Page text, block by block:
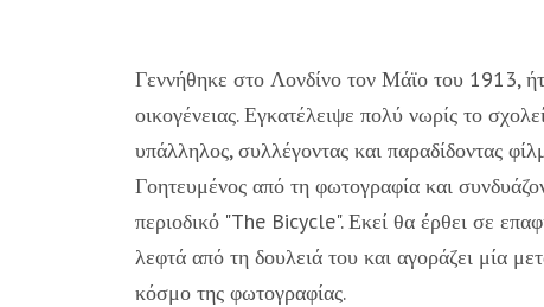
Γεννήθηκε στο Λονδίνο τον Μάϊο του 1913,
οικογένειας. Εγκατέλειψε πολύ νωρίς το
υπάλληλος, συλλέγοντας και παραδίδοντας
Γοητευμένος από τη φωτογραφία και
περιοδικό "The Bicycle". Εκεί θα έρθει σε
λεφτά από τη δουλειά του και αγοράζει μία
κόσμο της φωτογραφίας.